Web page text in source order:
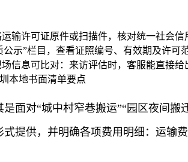
输许可证原件或扫描件，核对统一社会
示”栏目，查看证照编号、有效期及许
信息可比对：来访评估时，客服能直接
本地书面清单要点
面对“城中村窄巷搬运”“园区夜间
提供，并明确各项费用明细：运输